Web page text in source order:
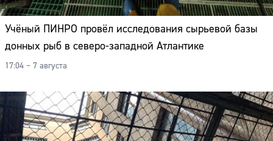
Учёный ПИНРО провёл исследования сырьевой базы
донных рыб в северо-западной Атлантике
17:04 – 7 августа